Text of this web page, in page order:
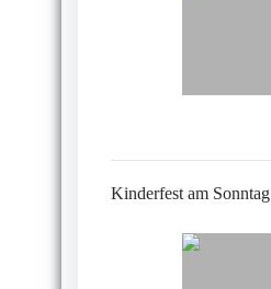
Kinderfest am Sonntag